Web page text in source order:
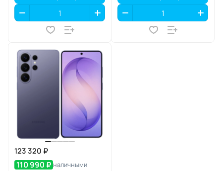
123 320 ₽
110 990 ₽ наличными